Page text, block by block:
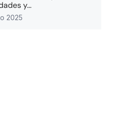
y...
2025